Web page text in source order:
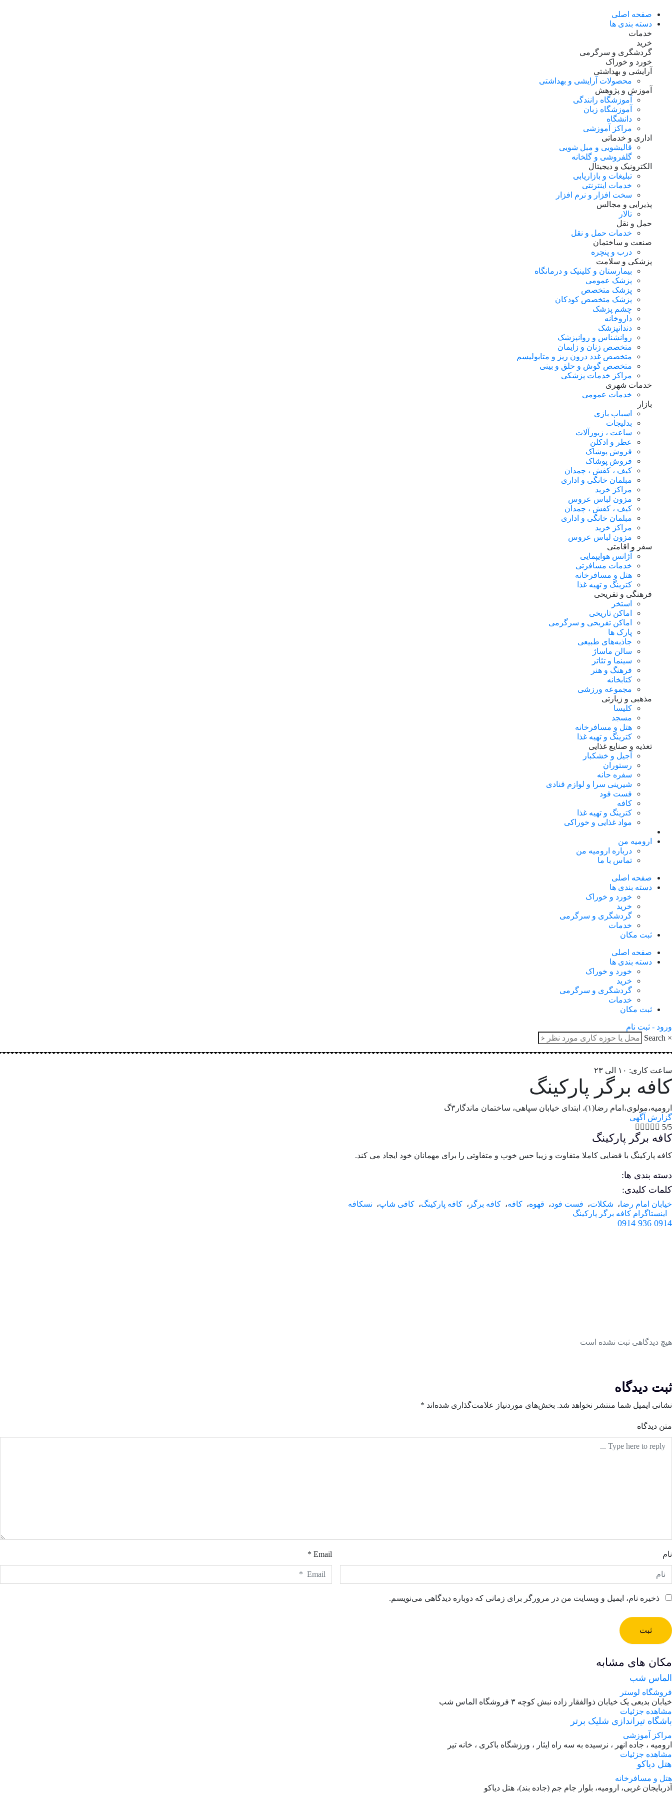
صفحه اصلی
دسته بندی ها
خدمات
خرید
گردشگری و سرگرمی
خورد و خوراک
آرایشی و بهداشتی
محصولات آرایشی و بهداشتی
آموزش و پژوهش
آموزشگاه رانندگی
آموزشگاه زبان
دانشگاه
مراکز آموزشی
اداری و خدماتی
قالیشویی و مبل شویی
گلفروشی و گلخانه
الکترونیک و دیجیتال
تبلیغات و بازاریابی
خدمات اینترنتی
سخت افزار و نرم افزار
پذیرایی و مجالس
تالار
حمل و نقل
خدمات حمل و نقل
صنعت و ساختمان
درب و پنچره
پزشکی و سلامت
بیمارستان و کلینیک و درمانگاه
پزشک عمومی
پزشک متخصص
پزشک متخصص کودکان
چشم پزشک
داروخانه
دندانپزشک
روانشناس و روانپزشک
متخصص زنان و زایمان
متخصص غدد درون ریز و متابولیسم
متخصص گوش و حلق و بینی
مراکز خدمات پزشکی
خدمات شهری
خدمات عمومی
بازار
اسباب بازی
بدلیجات
ساعت ، زیورآلات
عطر و ادکلن
فروش پوشاک
فروش پوشاک
کیف ، کفش ، چمدان
مبلمان خانگی و اداری
مراکز خرید
مزون لباس عروس
کیف ، کفش ، چمدان
مبلمان خانگی و اداری
مراکز خرید
مزون لباس عروس
سفر و اقامتی
آژانس هوایپمایی
خدمات مسافرتی
هتل و مسافرخانه
کترینگ و تهیه غذا
فرهنگی و تفریحی
استخر
اماکن تاریخی
اماکن تفریحی و سرگرمی
پارک ها
جاذبه‌های طبیعی
سالن ماساژ
سینما و تئاتر
فرهنگ و هنر
کتابخانه
مجموعه ورزشی
مذهبی و زیارتی
کلیسا
مسجد
هتل و مسافرخانه
کترینگ و تهیه غذا
تغذیه و صنایع غذایی
آجیل و خشکبار
رستوران
سفره حانه
شیرینی سرا و لوازم قنادی
فست فود
کافه
کترینگ و تهیه غذا
مواد غذایی و خوراکی
ارومیه من
درباره ارومیه من
تماس با ما
صفحه اصلی
دسته بندی ها
خورد و خوراک
خرید
گردشگری و سرگرمی
خدمات
ثبت مکان
صفحه اصلی
دسته بندی ها
خورد و خوراک
خرید
گردشگری و سرگرمی
خدمات
ثبت مکان
ورود - ثبت نام
×
Search
ساعت کاری: ۱۰ الی ۲۳
کافه برگر پارکینگ
ارومیه،مولوی،امام رضا(۱)، ابتدای خیابان سپاهی، ساختمان ماندگار۳گ
گزارش آگهی
     5/5
کافه برگر پارکینگ
کافه پارکینگ با فضایی کاملا متفاوت و زیبا حس خوب و متفاوتی را برای مهمانان خود ایجاد می کند.
دسته بندی ها:
کلمات کلیدی:
خیابان امام رضا، شکلات، فست فود، قهوه، کافه، کافه برگر ، کافه پارکینگ، کافی شاپ، نسکافه
اینستاگرام کافه برگر پارکینگ
0914 936 0914
هیچ دیدگاهی ثبت نشده است
ثبت دیدگاه
نشانی ایمیل شما منتشر نخواهد شد. بخش‌های موردنیاز علامت‌گذاری شده‌اند *
متن دیدگاه
نام Email *
ذخیره نام، ایمیل و وبسایت من در مرورگر برای زمانی که دوباره دیدگاهی می‌نویسم.
ثبت
مکان های مشابه
الماس شب
فروشگاه لوستر
خیابان بدیعی یک خیابان ذوالفقار زاده نبش کوچه ۳ فروشگاه الماس شب
مشاهده جزئیات
باشگاه تیراندازی شلیک برتر
مراکز آموزشی
ارومیه ، جاده انهر ، نرسیده به سه راه ایثار ، ورزشگاه باکری ، خانه تیر
مشاهده جزئیات
هتل دیاکو
هتل و مسافرخانه
آذربایجان غربی، ارومیه، بلوار جام جم (جاده بند)، هتل دیاکو